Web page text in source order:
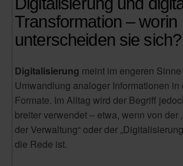
Transformation – worin
unterscheiden sie sich?
Digitalisierung meint im engeren
Umwandlung analoger Informationen in
Formate. Im Alltag wird der Begriff
breiter verwendet – etwa, wenn von der
der Verwaltung“ oder der
die Rede ist.